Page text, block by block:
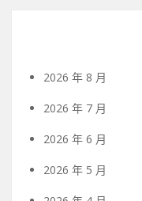
2026 年 8 月
2026 年 7 月
2026 年 6 月
2026 年 5 月